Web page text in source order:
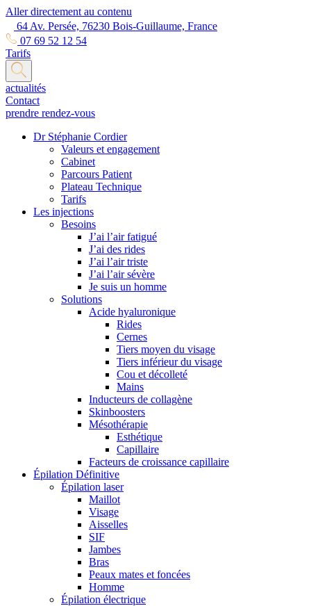
Aller directement au contenu
64 Av. Persée, 76230 Bois-Guillaume, France
07 69 52 12 54
Tarifs
actualités
Contact
prendre rendez-vous
Dr Stéphanie Cordier
Valeurs et engagement
Cabinet
Parcours Patient
Plateau Technique
Tarifs
Les injections
Besoins
J’ai l’air fatigué
J’ai des rides
J’ai l’air triste
J’ai l’air sévère
Je suis un homme
Solutions
Acide hyaluronique
Rides
Cernes
Tiers moyen du visage
Tiers inférieur du visage
Cou et décolleté
Mains
Inducteurs de collagène
Skinboosters
Mésothérapie
Esthétique
Capillaire
Facteurs de croissance capillaire
Épilation Définitive
Épilation laser
Maillot
Visage
Aisselles
SIF
Jambes
Bras
Peaux mates et foncées
Homme
Épilation électrique